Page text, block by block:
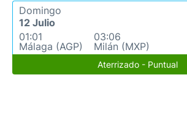
Domingo
12 Julio
01:01
Málaga (AGP)
03:06
Milán (MXP)
Aterrizado - Puntual